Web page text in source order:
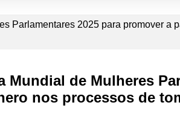
Parlamentares 2025 para promover a
Mundial de Mulheres
nos processos de